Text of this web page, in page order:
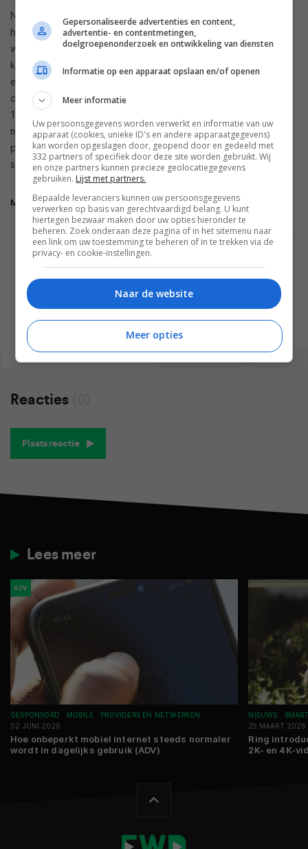
Nu is het natuurlijk zo dat die games destijds voor die
hardware zijn gemaakt, maar dat verklaart niet helemaal
waarom het spel amper draait op moderne, en veel
krachtigere, smartphones en tablets. Wel hebben gamers
enkele keuzes met betrekking tot de virtuele knoppen, maar
daar blijft het qua opties wel bij. De spellen kosten allemaal
1,99 euro per stuk, maar het is dus de vraag of je je daar aan
moet (willen) branden. De games zijn ook op andere
platformen beschikbaar — en mocht je nog een NES hebben,
speel ze daar dan maar lekker op.
Mega Man Mobile
GESCHREVEN DOOR
Reacties
Plaats reactie
Lees meer
ADV
GESPONSORD MOBILE
PROVIDERS EN NETWERKEN
02 JUNI 2026
Hoe onbeperkt mobiel internet steeds normaler
wordt in dagelijks gebruik (ADV)
NIEUWS
25 MAART 2026
Ring
2K- en 4K-
Gepersonaliseerde advertenties en content,
advertentie- en contentmetingen,
doelgroepenonderzoek en ontwikkeling van diensten
Informatie op een apparaat opslaan en/of openen
Meer informatie
Uw persoonsgegevens worden verwerkt en informatie van uw
apparaat (cookies, unieke ID's en andere apparaatgegevens)
kan worden opgeslagen door, geopend door en gedeeld met
332 partners of specifiek door deze site worden gebruikt. Wij
en onze partners kunnen precieze geolocatiegegevens
gebruiken. Lijst met partners.
Bepaalde leveranciers kunnen uw persoonsgegevens
verwerken op basis van gerechtvaardigd belang. U kunt
hiertegen bezwaar maken door uw opties hieronder te
beheren. Zoek onderaan deze pagina of in het sitemenu naar
een link om uw toestemming te beheren of in te trekken via de
privacy- en cookie-instellingen.
Naar de website
Meer opties